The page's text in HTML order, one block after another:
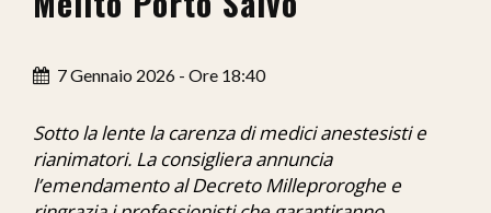
Attualità
Sanità
Economia
7 Gennaio 2026 - Ore 18:40
Sotto la lente la carenza di medici anestesisti e
rianimatori. La consigliera annuncia
l’emendamento al Decreto Milleproroghe e